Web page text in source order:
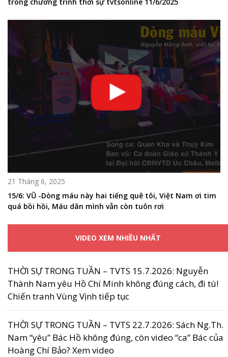
21 Tháng 6, 2025
15/6: VŨ -Dòng máu này hai tiếng quê tôi, Việt Nam ơi tim
quá bồi hồi, Máu dân mình vẫn còn tuôn rơi
VIDEO XEM NHIỀU NHẤT
THỜI SỰ TRONG TUẦN – TVTS 15.7.2026: Nguyễn
Thành Nam yêu Hồ Chí Minh không đúng cách, đi tù!
Chiến tranh Vùng Vịnh tiếp tục
THỜI SỰ TRONG TUẦN – TVTS 22.7.2026: Sách Ng.Th.
Nam “yêu” Bác Hồ không đúng, còn video “ca” Bác của
Hoàng Chí Bảo? Xem video